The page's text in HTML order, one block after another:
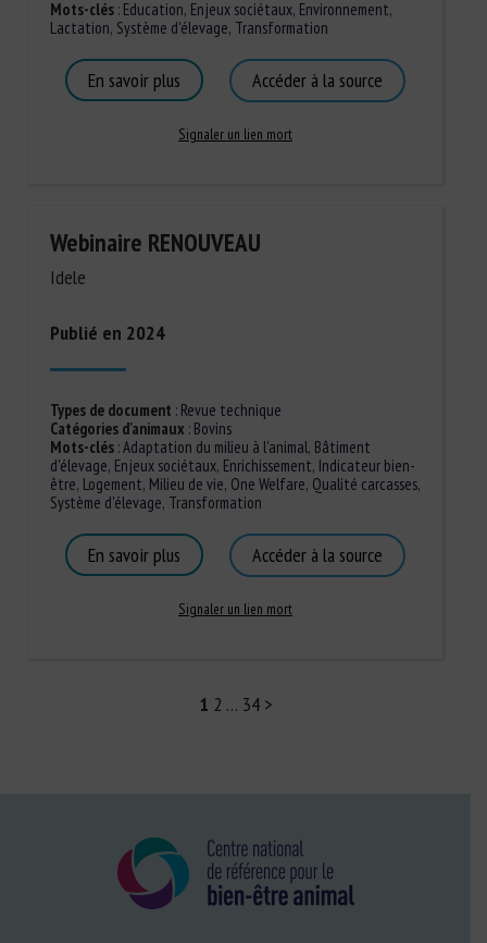
Mots-clés: Education, Enjeux sociétaux, Environnement,
Lactation, Système d'élevage, Transformation
En savoir plus Accéder à la source
Signaler un lien mort
Webinaire RENOUVEAU
Idele
Publié en 2024
Types de document : Revue technique
Catégories d'animaux : Bovins
Mots-clés:Adaptation du milieu à l'animal, Bâtiment
d'élevage, Enjeux sociétaux, Enrichissement, Indicateur bien-
être, Logement, Milieu de vie, One Welfare, Qualité carcasses,
Système d'élevage, Transformation
En savoir plus Accéder à la source
Signaler un lien mort
1 2 … 34 >